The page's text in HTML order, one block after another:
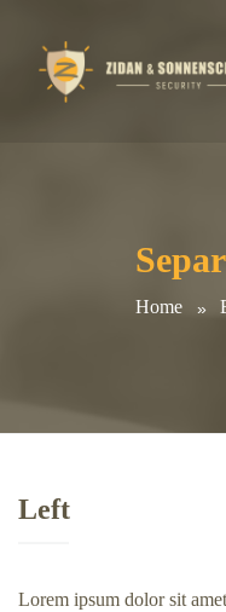
Home
Left
Lorem ipsum dolor sit